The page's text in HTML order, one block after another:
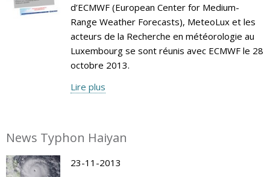
d’ECMWF (European Center for Medium-
Range Weather Forecasts), MeteoLux et les
acteurs de la Recherche en météorologie au
Luxembourg se sont réunis avec ECMWF le 28
octobre 2013.
Lire plus
News Typhon Haiyan
23-11-2013